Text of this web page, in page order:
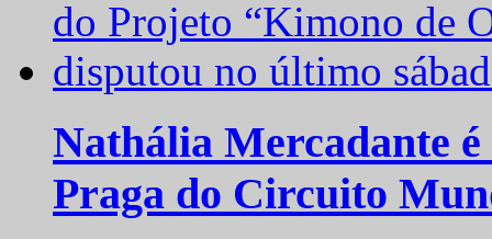
Nathália Mercadante
Praga do Circuito